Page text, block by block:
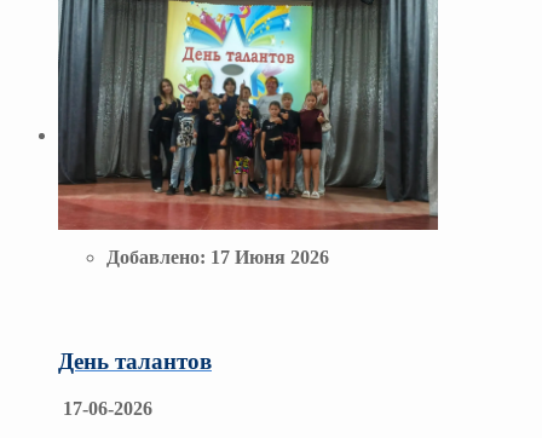
Добавлено: 17 Июня 2026
День талантов
17-06-2026